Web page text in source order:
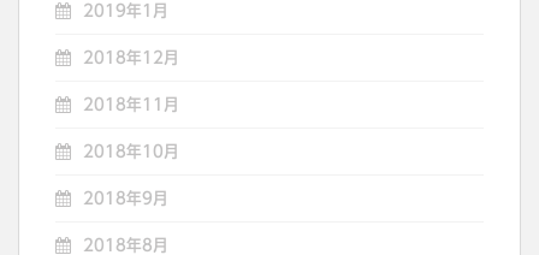
2019年1月
2018年12月
2018年11月
2018年10月
2018年9月
2018年8月